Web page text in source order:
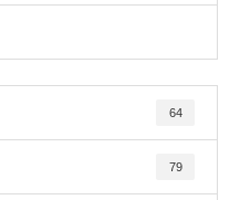
64
79